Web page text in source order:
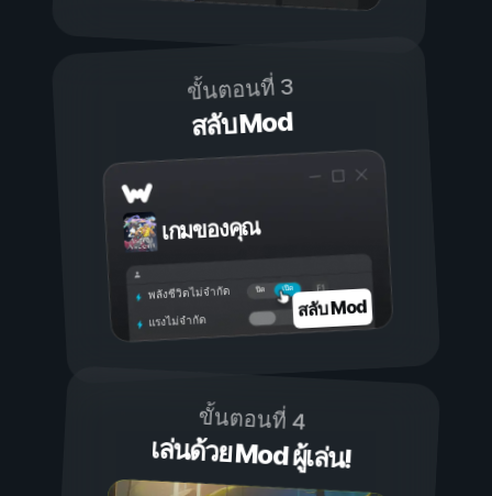
ขั้นตอนที่ 3
สลับ Mod
เกมของคุณ
เปิด
ปิด
พลังชีวิตไม่จำกัด
แรงไม่จำกัด สลับ Mod
ขั้นตอนที่ 4
เล่นด้วย Mod ผู้เล่น!